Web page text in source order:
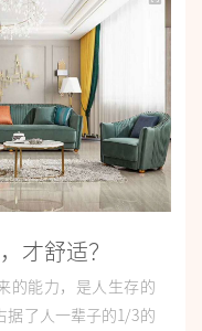
才舒适？
的能力，是人生存的
据了人一辈子的1/3的